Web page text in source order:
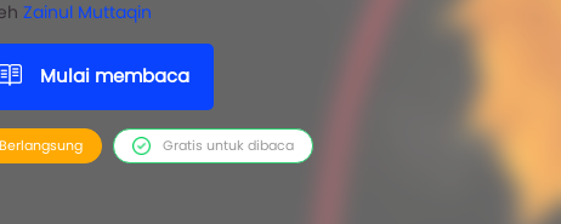
Zainul Muttaqin
Mulai membaca
Berlangsung Gratis untuk dibaca